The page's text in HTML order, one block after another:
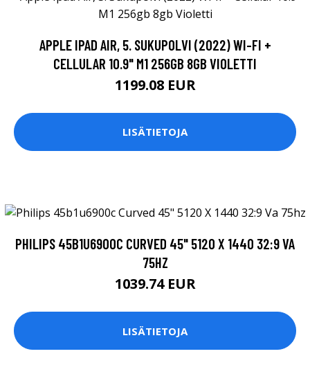
APPLE IPAD AIR, 5. SUKUPOLVI (2022) WI-FI +
CELLULAR 10.9" M1 256GB 8GB VIOLETTI
1199.08 EUR
LISÄTIETOJA
PHILIPS 45B1U6900C CURVED 45" 5120 X 1440 32:9 VA
75HZ
1039.74 EUR
LISÄTIETOJA